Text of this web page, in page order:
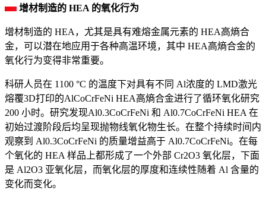
增材制造的 HEA 的氧化行为
增材制造的 HEA，尤其是具有难熔金属元素的 HEA高熵合
金，可以潜在地应用于各种高温环境，其中 HEA高熵合金的
氧化行为变得非常重要。
科研人员在 1100 °C 的温度下对具有不同 Al浓度的 LMD激光
熔覆3D打印的AlCoCrFeNi HEA高熵合金进行了循环氧化研究
200 小时。研究发现Al0.3CoCrFeNi 和 Al0.7CoCrFeNi HEA 在
初始过渡阶段后均呈现抛物线氧化物生长。在整个持续时间内
观察到 Al0.3CoCrFeNi 的质量增益高于 Al0.7CoCrFeNi。在每
个氧化的 HEA 样品上都形成了一个外部 Cr2O3 氧化层，下面
是 Al2O3 亚氧化层，而氧化层的厚度和连续性随着 Al 含量的
变化而变化。